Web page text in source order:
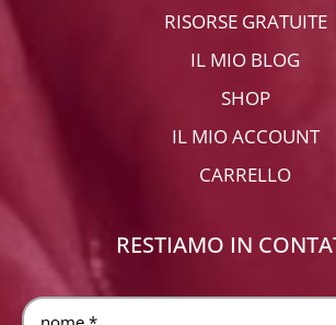
RISORSE GRATUITE
IL MIO BLOG
SHOP
IL MIO ACCOUNT
CARRELLO
RESTIAMO IN